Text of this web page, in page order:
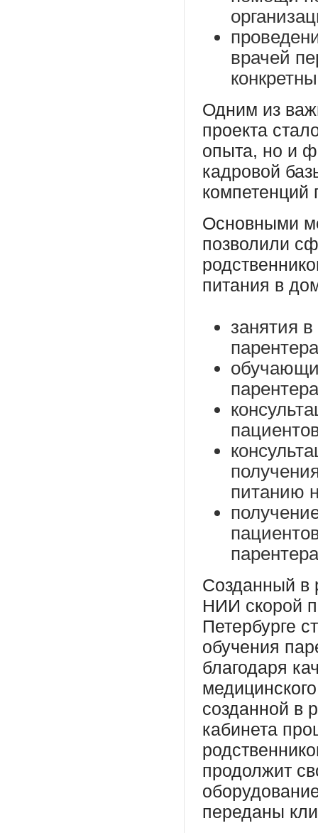
врачей
Одним из
проекта
опыта, но и
кадровой
Основными
позволили
питания в
занятия
питанию
Созданный в
НИИ скорой
Петербурге
обучения
благодаря
созданной в
кабинета
продолжит
переданы